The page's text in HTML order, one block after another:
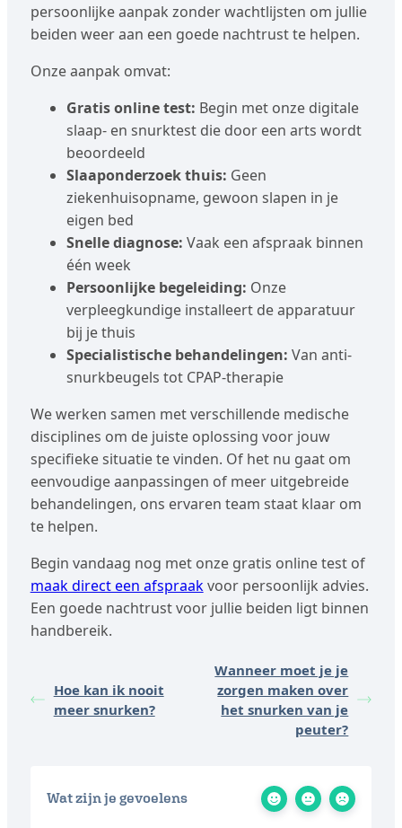
persoonlijke aanpak zonder wachtlijsten om jullie
beiden weer aan een goede nachtrust te helpen.
Onze aanpak omvat:
Gratis online test: Begin met onze digitale
slaap- en snurktest die door een arts wordt
beoordeeld
Slaaponderzoek thuis: Geen
ziekenhuisopname, gewoon slapen in je
eigen bed
Snelle diagnose: Vaak een afspraak binnen
één week
Persoonlijke begeleiding: Onze
verpleegkundige installeert de apparatuur
bij je thuis
Specialistische behandelingen: Van anti-
snurkbeugels tot CPAP-therapie
We werken samen met verschillende medische
disciplines om de juiste oplossing voor jouw
specifieke situatie te vinden. Of het nu gaat om
eenvoudige aanpassingen of meer uitgebreide
behandelingen, ons ervaren team staat klaar om
te helpen.
Begin vandaag nog met onze gratis online test of
maak direct een afspraakvoor persoonlijk advies.
Een goede nachtrust voor jullie beiden ligt binnen
handbereik.
Hoe kan ik nooit
meer snurken?
Wanneer moet je je
zorgen maken over
het snurken van je
peuter?
Wat zijn je gevoelens